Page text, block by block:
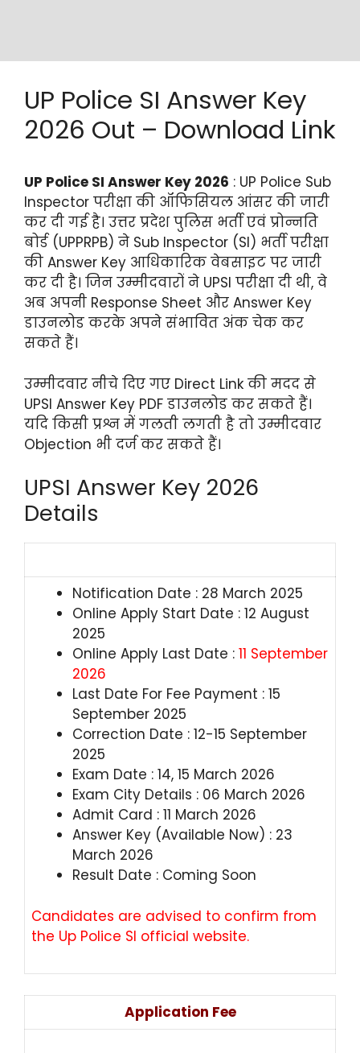
UP Police SI Answer Key
2026 Out – Download Link
UP Police SI Answer Key 2026 : UP Police Sub
Inspector परीक्षा की ऑफिसियल आंसर की जारी
कर दी गई है। उत्तर प्रदेश पुलिस भर्ती एवं प्रोन्नति
बोर्ड (UPPRPB) ने Sub Inspector (SI) भर्ती परीक्षा
की Answer Key आधिकारिक वेबसाइट पर जारी
कर दी है। जिन उम्मीदवारों ने UPSI परीक्षा दी थी, वे
अब अपनी Response Sheet और Answer Key
डाउनलोड करके अपने संभावित अंक चेक कर
सकते हैं।
उम्मीदवार नीचे दिए गए Direct Link की मदद से
UPSI Answer Key PDF डाउनलोड कर सकते हैं।
यदि किसी प्रश्न में गलती लगती है तो उम्मीदवार
Objection भी दर्ज कर सकते हैं।
UPSI Answer Key 2026
Details
Notification Date : 28 March 2025
Online Apply Start Date : 12 August
2025
Online Apply Last Date : 11 September
2026
Last Date For Fee Payment : 15
September 2025
Correction Date : 12-15 September
2025
Exam Date : 14, 15 March 2026
Exam City Details : 06 March 2026
Admit Card : 11 March 2026
Answer Key (Available Now) : 23
March 2026
Result Date : Coming Soon
Candidates are advised to confirm from
the Up Police SI official website.
Application Fee